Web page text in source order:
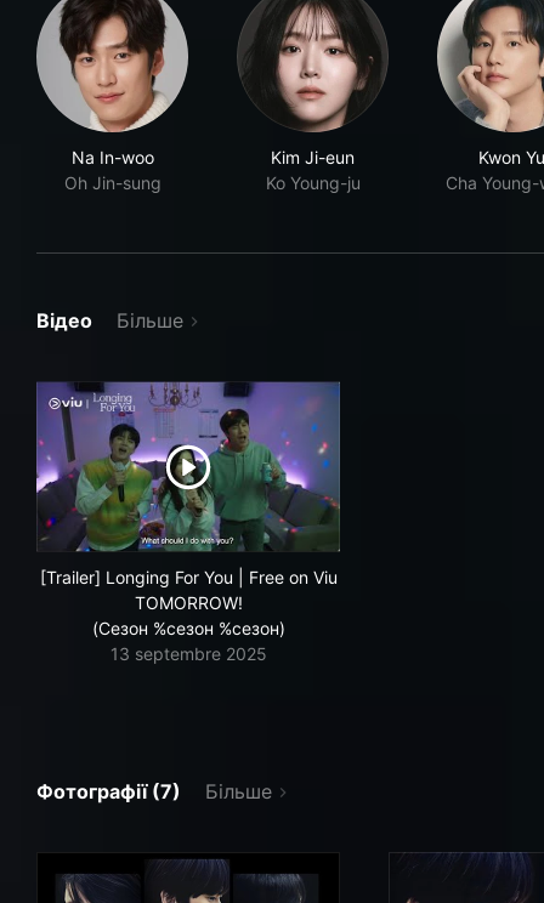
Na In-woo
Oh Jin-sung
Kim Ji-eun
Ko Young-ju
Kwon
Cha Young-
Відео Більше
[Trailer] Longing For You | Free on Viu
TOMORROW!
(Сезон %сезон %сезон)
13 septembre 2025
Фотографії (7) Більше